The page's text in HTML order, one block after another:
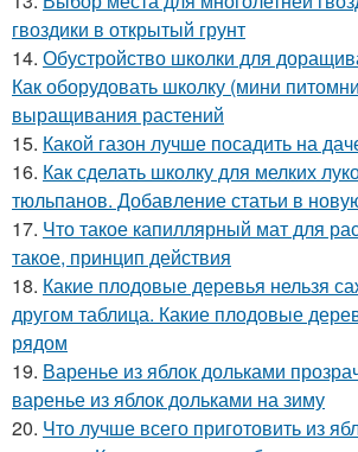
гвоздики в открытый грунт
14. Обустройство школки для
Как оборудовать школку (мини
выращивания растений
15. Какой газон лучше посадить на
16. Как сделать школку для мелких
тюльпанов. Добавление статьи в
17. Что такое капиллярный мат для
такое, принцип действия
18. Какие плодовые деревья нельзя
другом таблица. Какие плодовые
рядом
19. Варенье из яблок дольками
варенье из яблок дольками на зиму
20. Что лучше всего приготовить из